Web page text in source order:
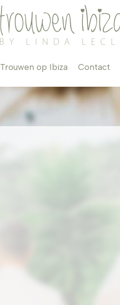
Trouwen op Ibiza Contact